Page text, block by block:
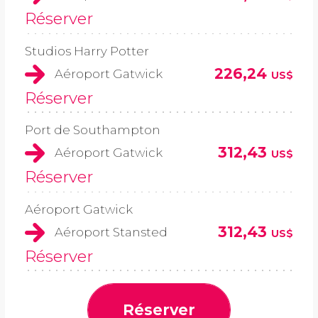
Réserver
Studios Harry Potter
Aéroport Gatwick
226,24 US$
Réserver
Port de Southampton
Aéroport Gatwick
312,43 US$
Réserver
Aéroport Gatwick
Aéroport Stansted
312,43 US$
Réserver
Réserver